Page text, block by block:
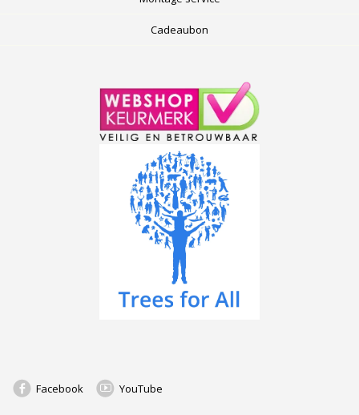
Cadeaubon
Facebook YouTube